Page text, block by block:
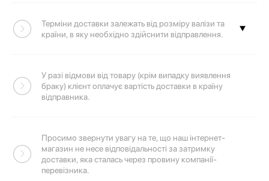
Терміни доставки залежать від розміру валізи та
країни, в яку необхідно здійснити відправлення.
Перейдіть за посиланням, щоб розрахувати вартість
та терміни доставки компанії«Укрпошта»або
«Нова пошта»
У разі відмови від товару (крім випадку виявлення
браку) клієнт оплачує вартість доставки в країну
відправника.
Просимо звернути увагу на те, що наш інтернет-
магазин не несе відповідальності за затримку
доставки, яка сталась через провину компанії-
перевізника.